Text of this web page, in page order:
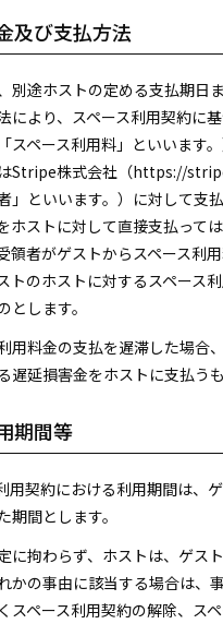
及び支払方法
別途ホストの定める支払期日
により、スペース利用契約に
スペース利用料」といいます
Stripe株式会社（https://
」といいます。）に対して支
ホストに対して直接支払って
領者がゲストからスペース利
トのホストに対するスペース
とします。
用料金の支払を遅滞した場合
遅延損害金をホストに支払うも
期間等
用契約における利用期間は、
期間とします。
に拘わらず、ホストは、ゲス
かの事由に該当する場合は、
スペース利用契約の解除、ス